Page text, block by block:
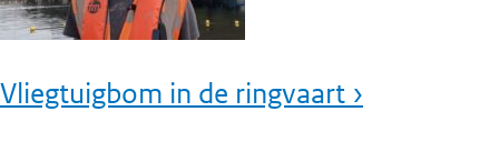
Vliegtuigbom in de ringvaart ›